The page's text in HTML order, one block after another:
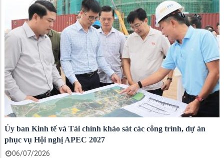
Ủy ban Kinh tế và Tài chính khảo sát các công trình, dự án
phục vụ Hội nghị APEC 2027
06/07/2026